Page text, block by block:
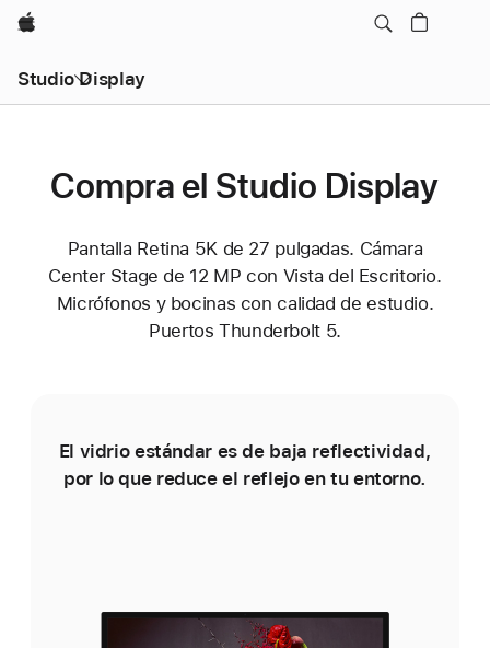
Apple
Studio Display
Compra el Studio Display
Pantalla Retina 5K de 27 pulgadas. Cámara
Center Stage de 12 MP con Vista del Escritorio.
Micrófonos y bocinas con calidad de estudio.
Puertos Thunderbolt 5.
El vidrio estándar es de baja reflectividad,
por lo que reduce el reflejo en tu entorno.